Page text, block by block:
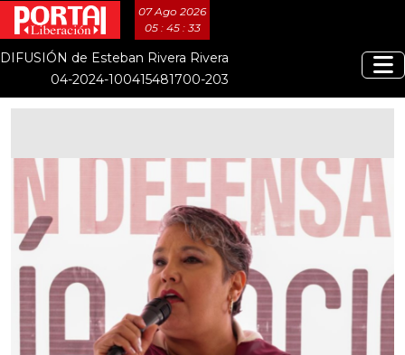
07 Ago 2026
05 : 45 : 33
DIFUSIÓN de Esteban Rivera Rivera
04-2024-100415481700-203